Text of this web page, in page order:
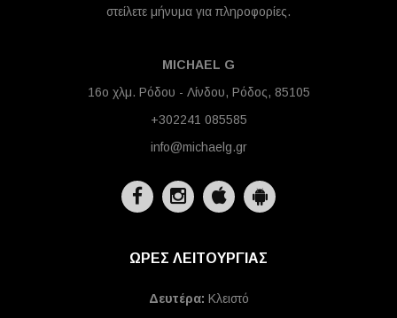
στείλετε μήνυμα για πληροφορίες.
MICHAEL G
16ο χλμ. Ρόδου - Λίνδου, Ρόδος, 85105
+302241 085585
info@michaelg.gr
ΩΡΕΣ ΛΕΙΤΟΥΡΓΙΑΣ
Δευτέρα: Κλειστό